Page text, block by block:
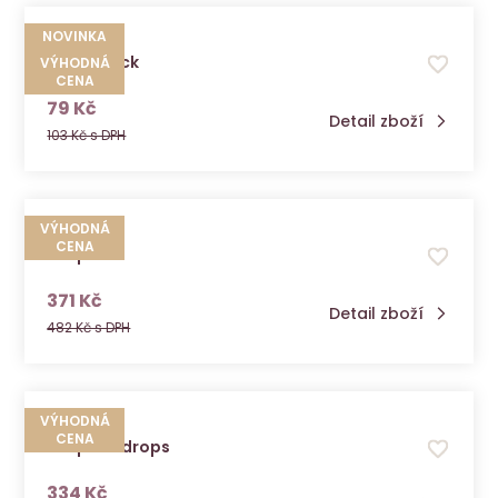
NOVINKA
VÝHODNÁ
CENA
Gaja snack
79 Kč
103 Kč s DPH
Detail zboží
VÝHODNÁ
CENA
Grepofit
371 Kč
482 Kč s DPH
Detail zboží
VÝHODNÁ
CENA
Grepofit drops
334 Kč